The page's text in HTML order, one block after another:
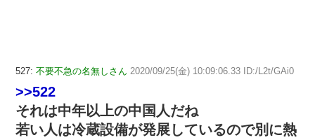
527: 不要不急の名無しさん 2020/09/25(金) 10:09:06.33 ID:/L2t/GAi0
>>522
それは中年以上の中国人だね
若い人は冷蔵設備が発展しているので別に熱